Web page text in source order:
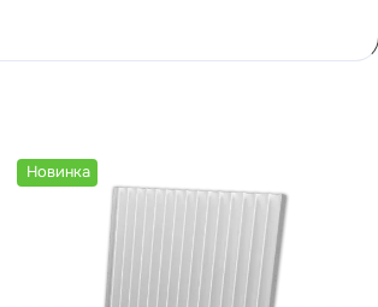
Новинка